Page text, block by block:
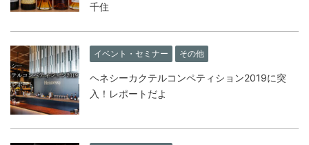
千住
イベント・セミナー その他
ヘネシーカクテルコンペティション2019に突
入！レポートだよ